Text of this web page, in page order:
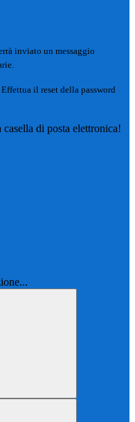
inviato un messaggio
il reset della password
di posta elettronica!